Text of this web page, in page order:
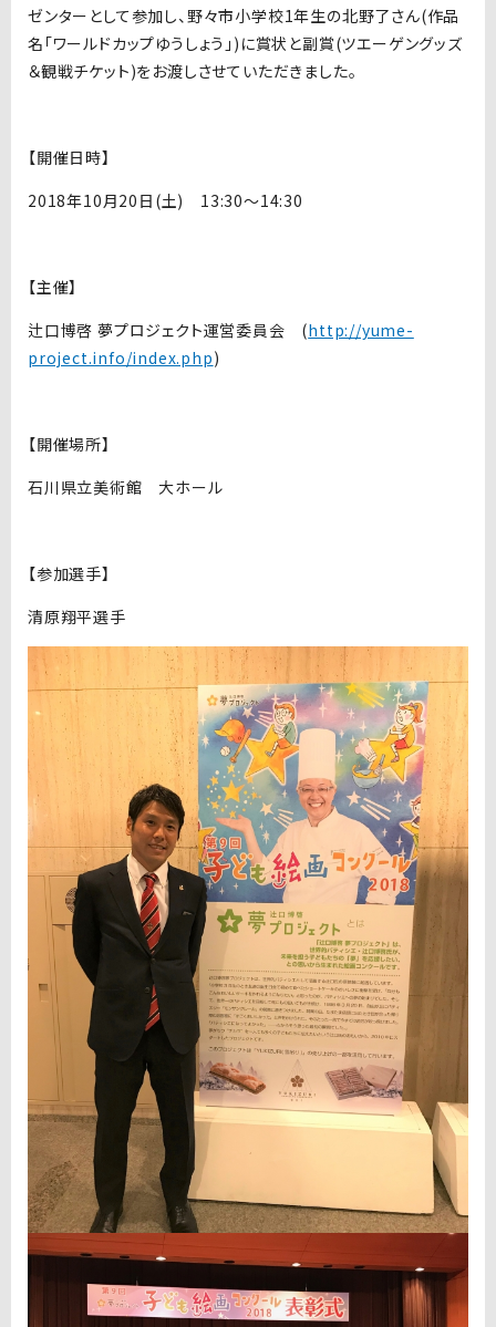
ゼンターとして参加し、野々市小学校1年生の北野了さん(作品
名「ワールドカップゆうしょう」)に賞状と副賞(ツエーゲングッズ
＆観戦チケット)をお渡しさせていただきました。
【開催日時】
2018年10月20日(土) 13:30～14:30
【主催】
辻口博啓 夢プロジェクト運営委員会 (http://yume-
project.info/index.php)
【開催場所】
石川県立美術館 大ホール
【参加選手】
清原翔平選手